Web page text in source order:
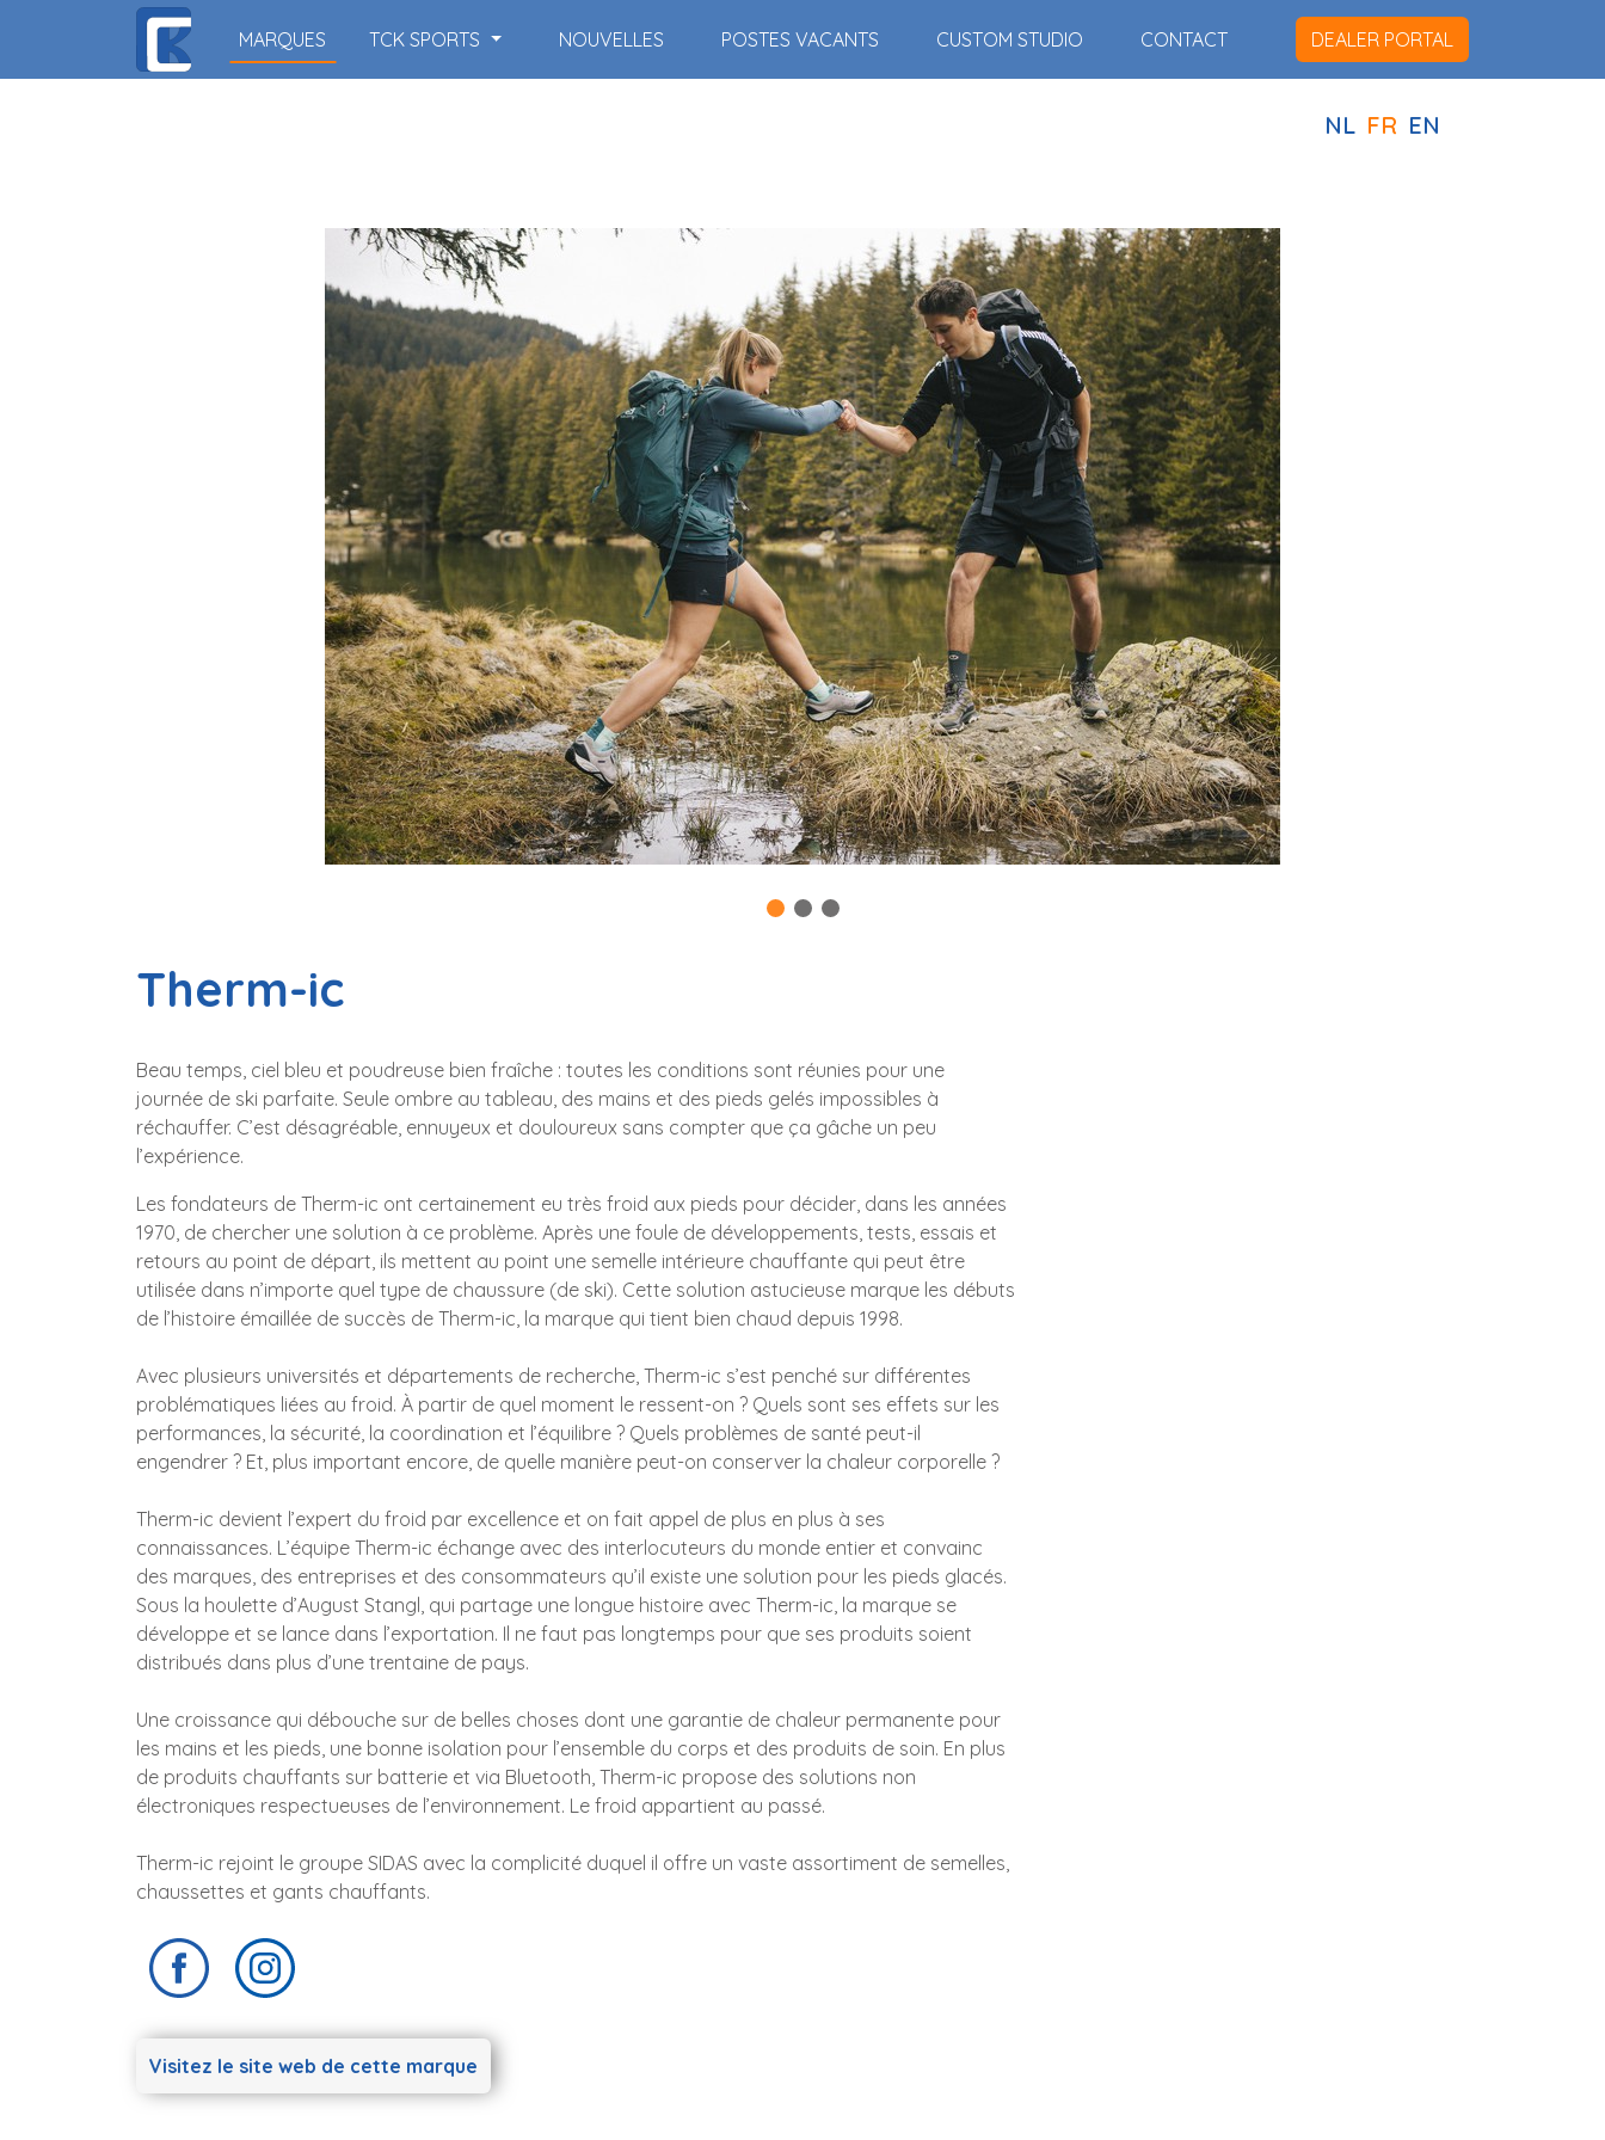
MARQUES TCK SPORTS NOUVELLES POSTES VACANTS CUSTOM STUDIO CONTACT DEALER PORTAL
NL FR EN
Therm-ic
Beau temps, ciel bleu et poudreuse bien fraîche : toutes les conditions sont réunies pour une
journée de ski parfaite. Seule ombre au tableau, des mains et des pieds gelés impossibles à
réchauffer. C’est désagréable, ennuyeux et douloureux sans compter que ça gâche un peu
l’expérience.
Les fondateurs de Therm-ic ont certainement eu très froid aux pieds pour décider, dans les années
1970, de chercher une solution à ce problème. Après une foule de développements, tests, essais et
retours au point de départ, ils mettent au point une semelle intérieure chauffante qui peut être
utilisée dans n’importe quel type de chaussure (de ski). Cette solution astucieuse marque les débuts
de l’histoire émaillée de succès de Therm-ic, la marque qui tient bien chaud depuis 1998.
Avec plusieurs universités et départements de recherche, Therm-ic s’est penché sur différentes
problématiques liées au froid. À partir de quel moment le ressent-on ? Quels sont ses effets sur les
performances, la sécurité, la coordination et l’équilibre ? Quels problèmes de santé peut-il
engendrer ? Et, plus important encore, de quelle manière peut-on conserver la chaleur corporelle ?
Therm-ic devient l’expert du froid par excellence et on fait appel de plus en plus à ses
connaissances. L’équipe Therm-ic échange avec des interlocuteurs du monde entier et convainc
des marques, des entreprises et des consommateurs qu’il existe une solution pour les pieds glacés.
Sous la houlette d’August Stangl, qui partage une longue histoire avec Therm-ic, la marque se
développe et se lance dans l’exportation. Il ne faut pas longtemps pour que ses produits soient
distribués dans plus d’une trentaine de pays.
Une croissance qui débouche sur de belles choses dont une garantie de chaleur permanente pour
les mains et les pieds, une bonne isolation pour l’ensemble du corps et des produits de soin. En plus
de produits chauffants sur batterie et via Bluetooth, Therm-ic propose des solutions non
électroniques respectueuses de l’environnement. Le froid appartient au passé.
Therm-ic rejoint le groupe SIDAS avec la complicité duquel il offre un vaste assortiment de semelles,
chaussettes et gants chauffants.
Visitez le site web de cette marque